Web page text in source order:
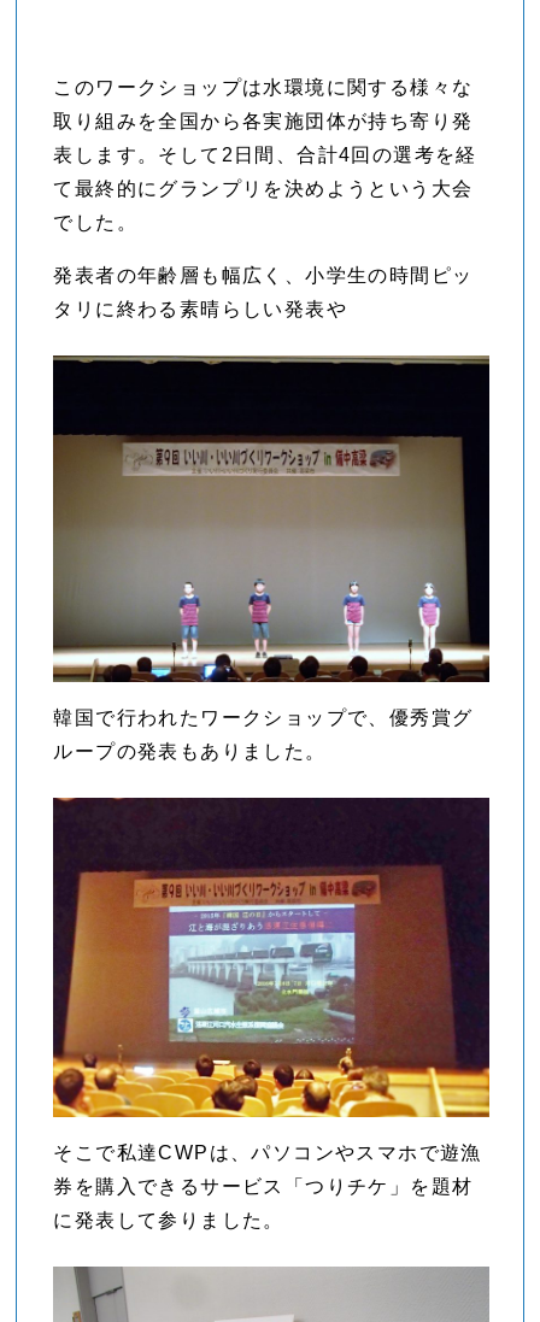
このワークショップは水環境に関する様々な
取り組みを全国から各実施団体が持ち寄り発
表します。そして2日間、合計4回の選考を経
て最終的にグランプリを決めようという大会
でした。
発表者の年齢層も幅広く、小学生の時間ピッ
タリに終わる素晴らしい発表や
韓国で行われたワークショップで、優秀賞グ
ループの発表もありました。
そこで私達CWPは、パソコンやスマホで遊漁
券を購入できるサービス「つりチケ」を題材
に発表して参りました。